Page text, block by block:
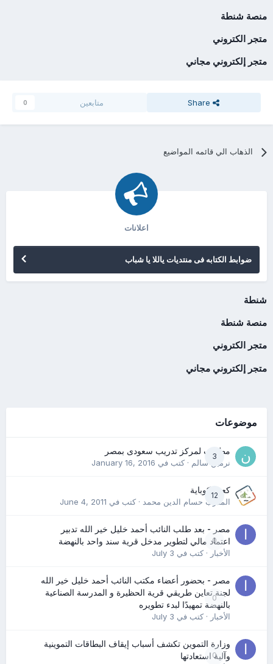
منصة شنطة
متجر الكتروني
متجر إلكتروني مجاني
Share متابعين 0
الذهاب الي قائمه المواضيع
اعلانات
ضوابط الكتابه فى منتديات ياللا يا شباب
شنطة
منصة شنطة
متجر الكتروني
متجر إلكتروني مجاني
موضوعات
3
مطلوب لمركز تدريب سعودى بمصر
نرمين سالم· كتب في January 16, 2016
12
كعب كوباية
المدرب حسام الدين محمد· كتب في June 4, 2011
0
مصر - بعد طلب النائب أحمد خليل خير الله تدبير
اعتماد مالي لتطوير مدخل قرية سند واحد بالنهضة
الأخبار· كتب في July 3
0
مصر - بحضور أعضاء مكتب النائب أحمد خليل خير الله
لجنة تعاين طريقي قرية الحظيرة و المدرسة الصناعية
بالنهضة تمهيدًا لبدء تطويره
الأخبار· كتب في July 3
0
وزارة التموين تكشف أسباب إيقاف البطاقات التموينية
وآلية استعادتها